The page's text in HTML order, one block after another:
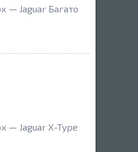
— Jaguar Багато
— Jaguar X-Type